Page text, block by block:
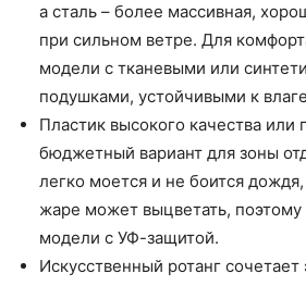
а сталь – более массивная,
при сильном ветре. Для
модели с тканевыми или
подушками, устойчивыми к
Пластик высокого качества или
бюджетный вариант для зоны
легко моется и не боится
жаре может выцветать,
модели с УФ-защитой.
Искусственный ротанг сочетает